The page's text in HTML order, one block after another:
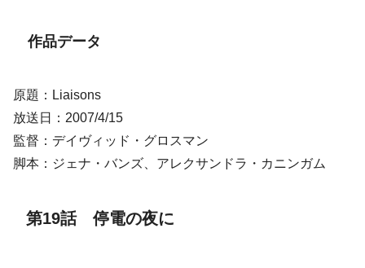
作品データ
原題：Liaisons
放送日：2007/4/15
監督：デイヴィッド・グロスマン
脚本：ジェナ・バンズ、アレクサンドラ・カニンガム
第19話 停電の夜に